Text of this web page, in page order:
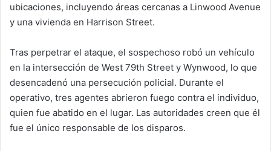
ubicaciones, incluyendo áreas cercanas a Linwood Avenue
y una vivienda en Harrison Street.
Tras perpetrar el ataque, el sospechoso robó un vehículo
en la intersección de West 79th Street y Wynwood, lo que
desencadenó una persecución policial. Durante el
operativo, tres agentes abrieron fuego contra el individuo,
quien fue abatido en el lugar. Las autoridades creen que él
fue el único responsable de los disparos.